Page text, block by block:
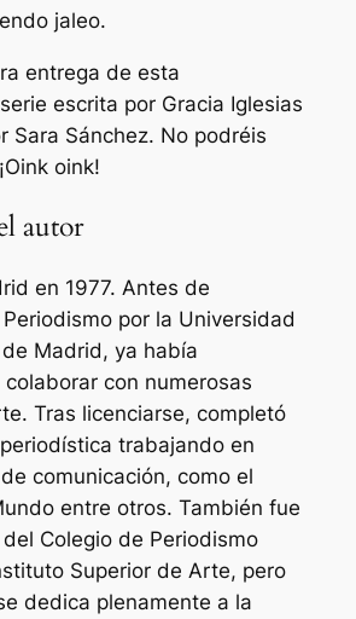
jaleo.
entrega de esta
escrita por Gracia Iglesias
Sara Sánchez. No podréis
oink!
autor
en 1977. Antes de
por la Universidad
Madrid, ya había
con numerosas
Tras licenciarse, completó
trabajando en
comunicación, como el
entre otros. También fue
Colegio de Periodismo
Superior de Arte, pero
dedica plenamente a la